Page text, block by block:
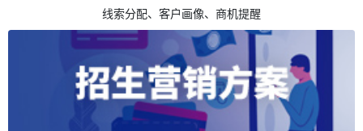
线索分配、客户画像、商机提醒